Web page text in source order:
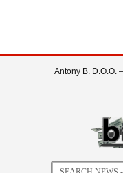
Antony B. D.O.O.